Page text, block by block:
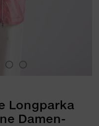
Longparka
Damen-